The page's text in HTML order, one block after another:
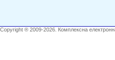
Copyright ® 2009-2026. Комплексна